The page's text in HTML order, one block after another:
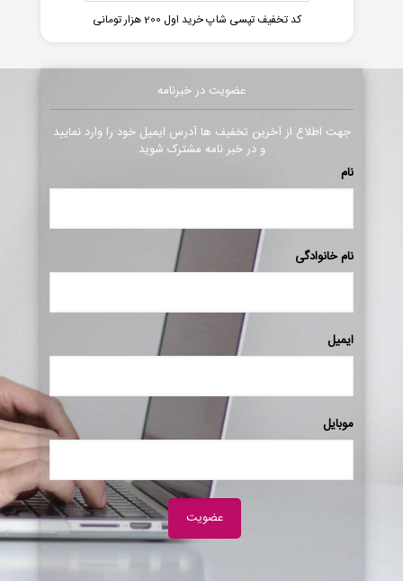
کد تخفیف تپسی شاپ خرید اول 200 هزار تومانی
عضویت در خبرنامه
جهت اطلاع از آخرین تخفیف ها آدرس ایمیل خود را وارد نمایید
و در خبر نامه مشترک شوید
نام
نام خانوادگی
ایمیل
موبایل